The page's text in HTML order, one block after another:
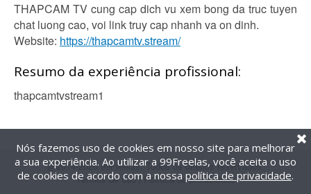
THAPCAM TV cung cap dich vu xem bong da truc tuyen
chat luong cao, voi link truy cap nhanh va on dinh.
Website: https://thapcamtv.stream/
Resumo da experiência profissional:
thapcamtvstream1
@2014-2026 99Freelas. Todos os direitos reservados.
Termos de uso| Política de privacidade
Nós fazemos uso de cookies em nosso site para melhorar
a sua experiência. Ao utilizar a 99Freelas, você aceita o uso
de cookies de acordo com a nossa política de privacidade.